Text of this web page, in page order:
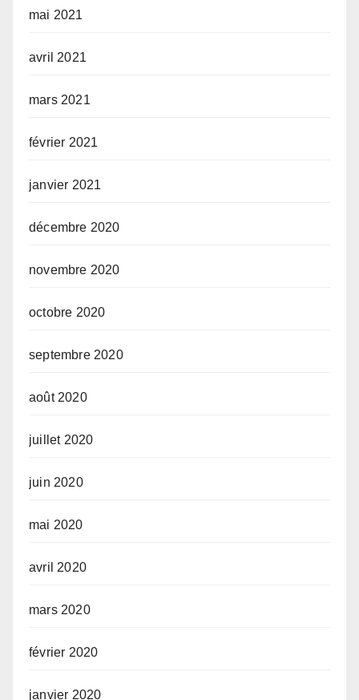
mai 2021
avril 2021
mars 2021
février 2021
janvier 2021
décembre 2020
novembre 2020
octobre 2020
septembre 2020
août 2020
juillet 2020
juin 2020
mai 2020
avril 2020
mars 2020
février 2020
janvier 2020